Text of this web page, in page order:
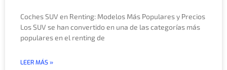
Coches SUV en Renting: Modelos Más Populares y Precios
Los SUV se han convertido en una de las categorías más
populares en el renting de
LEER MÁS »